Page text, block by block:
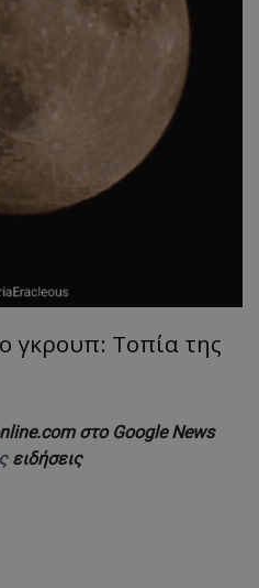
γκρουπ: Τοπία της
στο Google News
ειδήσεις
Προμηθευτής
Πεδίο